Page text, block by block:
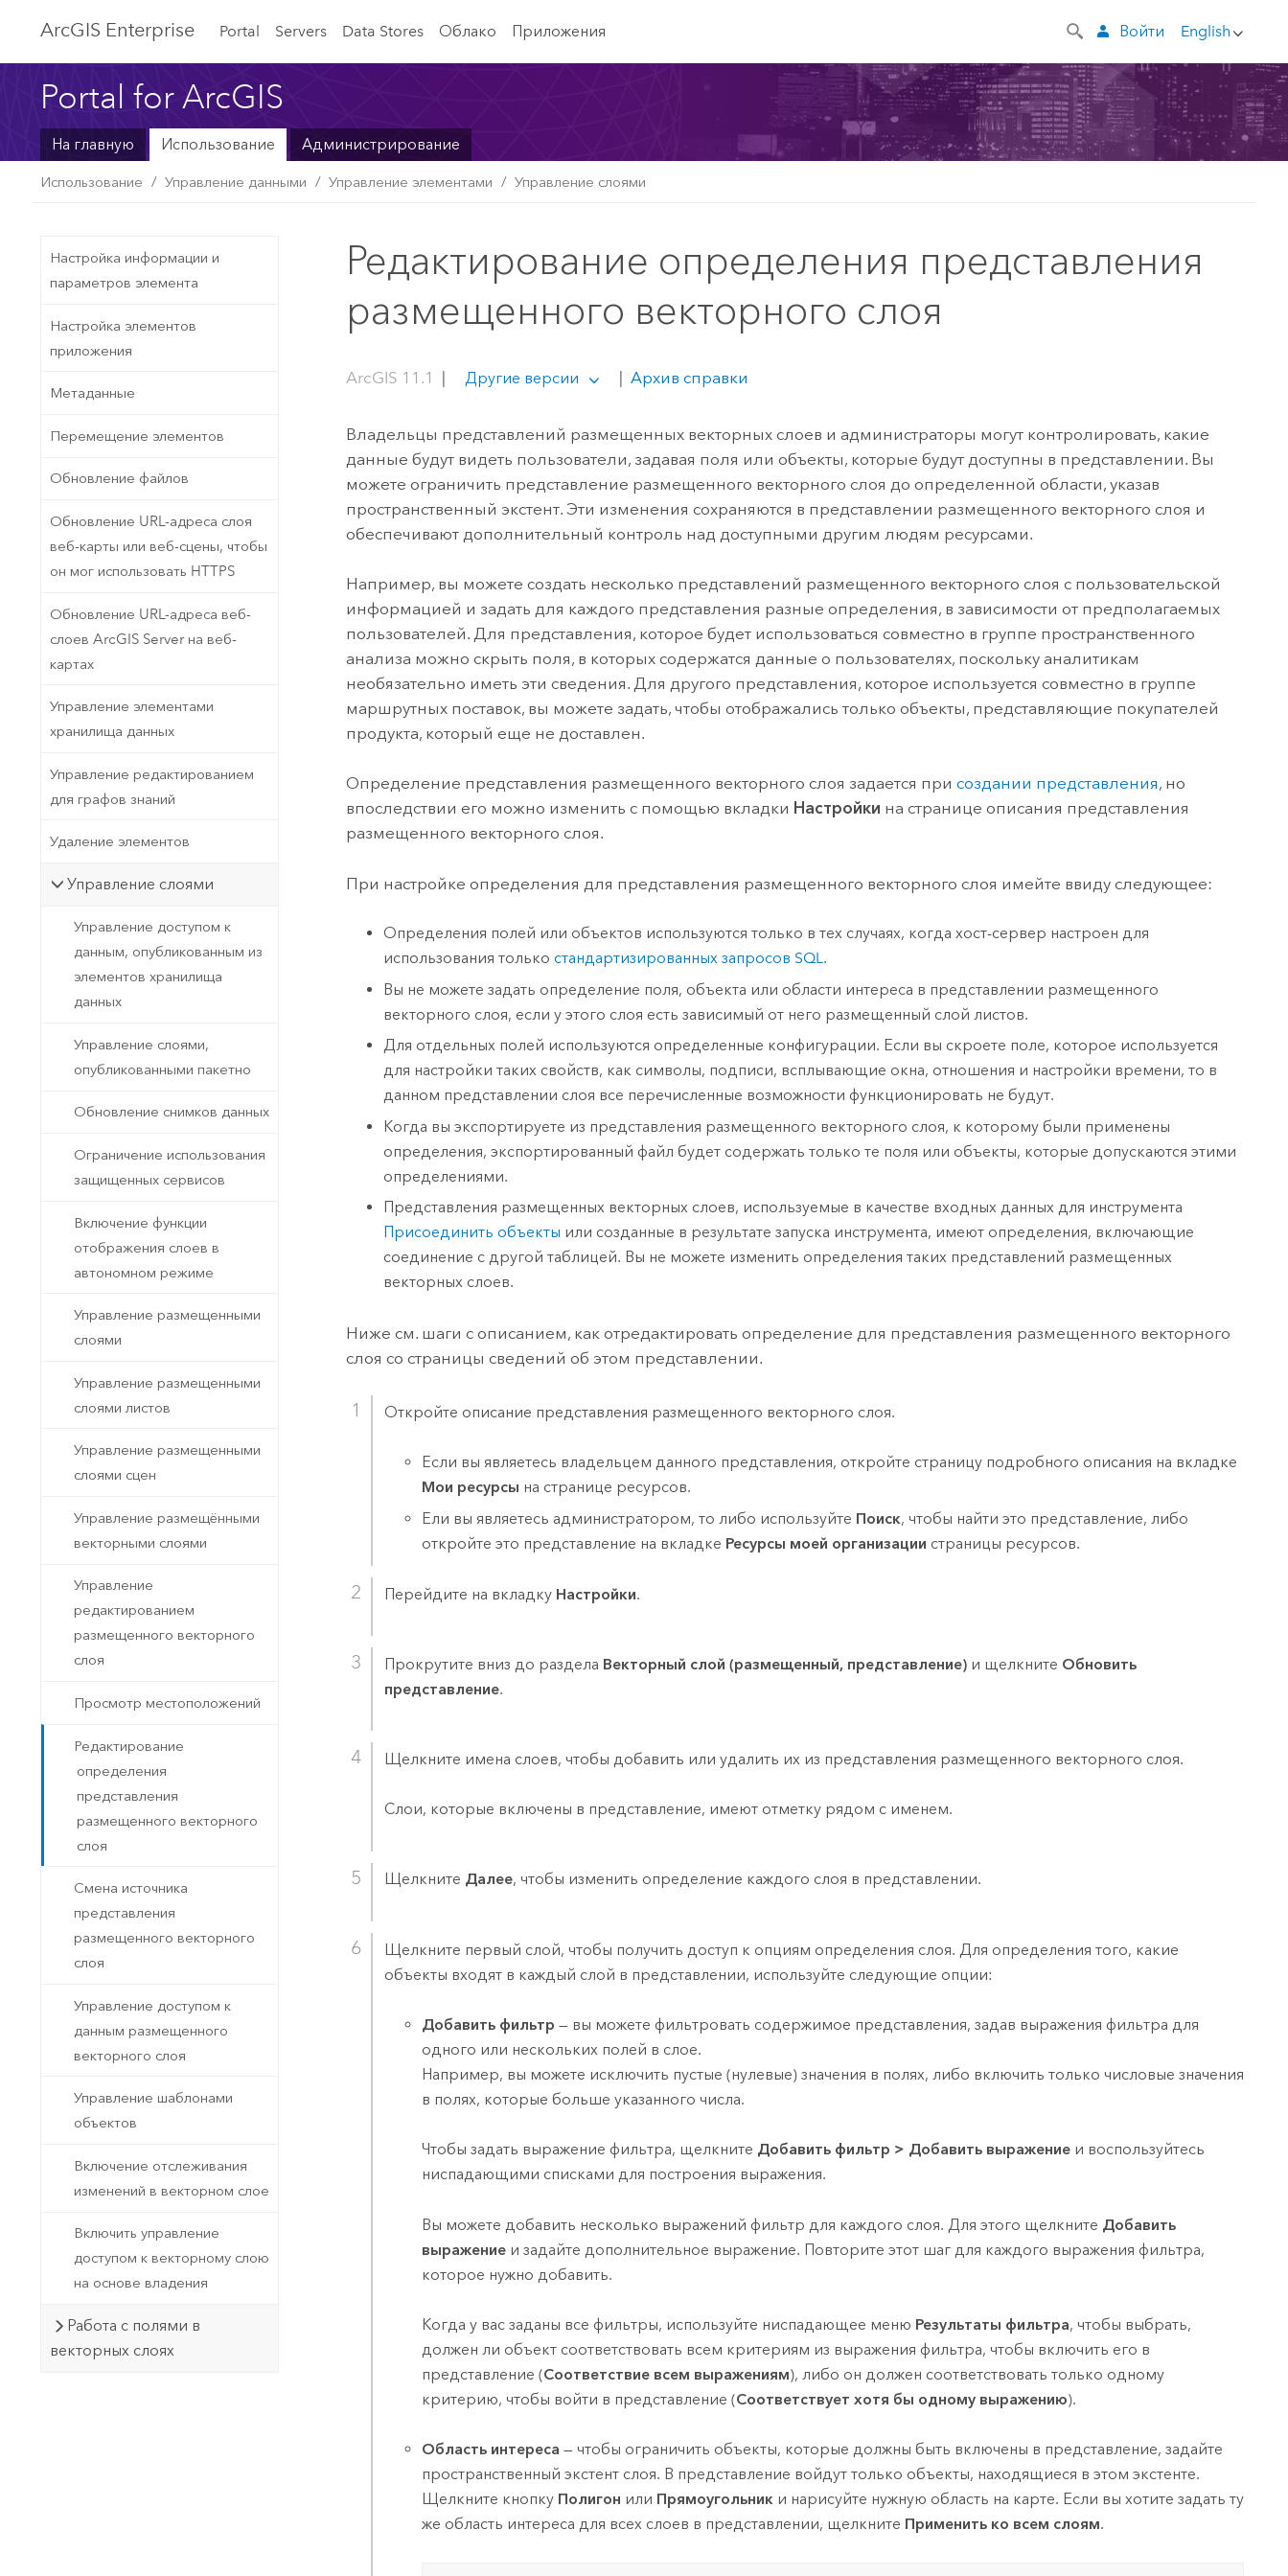
ArcGIS Enterprise Portal Servers Data Stores Облако Приложения English
Войти
Portal for ArcGIS
На главную Использование Администрирование
Использование Управление данными Управление элементами Управление слоями
Настройка информации и
параметров элемента
Настройка элементов
приложения
Метаданные
Перемещение элементов
Обновление файлов
Обновление URL-адреса слоя
веб-карты или веб-сцены, чтобы
он мог использовать HTTPS
Обновление URL-адреса веб-
слоев ArcGIS Server на веб-
картах
Управление элементами
хранилища данных
Управление редактированием
для графов знаний
Удаление элементов
Управление слоями
Управление доступом к
данным, опубликованным из
элементов хранилища
данных
Управление слоями,
опубликованными пакетно
Обновление снимков данных
Ограничение использования
защищенных сервисов
Включение функции
отображения слоев в
автономном режиме
Управление размещенными
слоями
Управление размещенными
слоями листов
Управление размещенными
слоями сцен
Управление размещёнными
векторными слоями
Управление
редактированием
размещенного векторного
слоя
Просмотр местоположений
Редактирование
определения
представления
размещенного векторного
слоя
Смена источника
представления
размещенного векторного
слоя
Управление доступом к
данным размещенного
векторного слоя
Управление шаблонами
объектов
Включение отслеживания
изменений в векторном слое
Включить управление
доступом к векторному слою
на основе владения
Работа с полями в
векторных слоях
Редактирование определения представления
размещенного векторного слоя
ArcGIS 11.1 | Другие версии | Архив справки
Владельцы представлений размещенных векторных слоев и администраторы могут контролировать, какие
данные будут видеть пользователи, задавая поля или объекты, которые будут доступны в представлении. Вы
можете ограничить представление размещенного векторного слоя до определенной области, указав
пространственный экстент. Эти изменения сохраняются в представлении размещенного векторного слоя и
обеспечивают дополнительный контроль над доступными другим людям ресурсами.
Например, вы можете создать несколько представлений размещенного векторного слоя с пользовательской
информацией и задать для каждого представления разные определения, в зависимости от предполагаемых
пользователей. Для представления, которое будет использоваться совместно в группе пространственного
анализа можно скрыть поля, в которых содержатся данные о пользователях, поскольку аналитикам
необязательно иметь эти сведения. Для другого представления, которое используется совместно в группе
маршрутных поставок, вы можете задать, чтобы отображались только объекты, представляющие покупателей
продукта, который еще не доставлен.
Определение представления размещенного векторного слоя задается присоздании представления, но
впоследствии его можно изменить с помощью вкладки Настройки на странице описания представления
размещенного векторного слоя.
При настройке определения для представления размещенного векторного слоя имейте ввиду следующее:
Определения полей или объектов используются только в тех случаях, когда хост-сервер настроен для
использования только стандартизированных запросов SQL.
Вы не можете задать определение поля, объекта или области интереса в представлении размещенного
векторного слоя, если у этого слоя есть зависимый от него размещенный слой листов.
Для отдельных полей используются определенные конфигурации. Если вы скроете поле, которое используется
для настройки таких свойств, как символы, подписи, всплывающие окна, отношения и настройки времени, то в
данном представлении слоя все перечисленные возможности функционировать не будут.
Когда вы экспортируете из представления размещенного векторного слоя, к которому были применены
определения, экспортированный файл будет содержать только те поля или объекты, которые допускаются этими
определениями.
Представления размещенных векторных слоев, используемые в качестве входных данных для инструмента
Присоединить объекты или созданные в результате запуска инструмента, имеют определения, включающие
соединение с другой таблицей. Вы не можете изменить определения таких представлений размещенных
векторных слоев.
Ниже см. шаги с описанием, как отредактировать определение для представления размещенного векторного
слоя со страницы сведений об этом представлении.
Откройте описание представления размещенного векторного слоя.
Если вы являетесь владельцем данного представления, откройте страницу подробного описания на вкладке
Мои ресурсы на странице ресурсов.
Ели вы являетесь администратором, то либо используйте Поиск, чтобы найти это представление, либо
откройте это представление на вкладке Ресурсы моей организации страницы ресурсов.
Перейдите на вкладку Настройки.
Прокрутите вниз до раздела Векторный слой (размещенный, представление) и щелкните Обновить
представление.
Щелкните имена слоев, чтобы добавить или удалить их из представления размещенного векторного слоя.
Слои, которые включены в представление, имеют отметку рядом с именем.
Щелкните Далее, чтобы изменить определение каждого слоя в представлении.
Щелкните первый слой, чтобы получить доступ к опциям определения слоя. Для определения того, какие
объекты входят в каждый слой в представлении, используйте следующие опции:
Добавить фильтр — вы можете фильтровать содержимое представления, задав выражения фильтра для
одного или нескольких полей в слое.
Например, вы можете исключить пустые (нулевые) значения в полях, либо включить только числовые значения
в полях, которые больше указанного числа.
Чтобы задать выражение фильтра, щелкните Добавить фильтр > Добавить выражениеи воспользуйтесь
ниспадающими списками для построения выражения.
Вы можете добавить несколько выражений фильтр для каждого слоя. Для этого щелкните Добавить
выражениеи задайте дополнительное выражение. Повторите этот шаг для каждого выражения фильтра,
которое нужно добавить.
Когда у вас заданы все фильтры, используйте ниспадающее меню Результаты фильтра, чтобы выбрать,
должен ли объект соответствовать всем критериям из выражения фильтра, чтобы включить его в
представление (Соответствие всем выражениям), либо он должен соответствовать только одному
критерию, чтобы войти в представление (Соответствует хотя бы одному выражению).
Область интереса — чтобы ограничить объекты, которые должны быть включены в представление, задайте
пространственный экстент слоя. В представление войдут только объекты, находящиеся в этом экстенте.
Щелкните кнопку Полигон или Прямоугольники нарисуйте нужную область на карте. Если вы хотите задать ту
же область интереса для всех слоев в представлении, щелкните Применить ко всем слоям.